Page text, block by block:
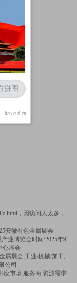
，因访问人太多，
安徽有色金属展会
业博览会时间:2025年9
心展会
属展会,工业/机械/加工,
公司
应市场 服务商 资源需求
拼图
hao.sud.cn